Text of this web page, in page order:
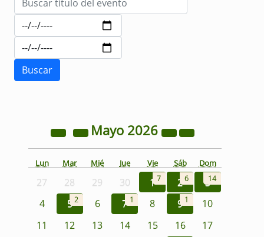
Mayo 2026
Lun Mar Mié Jue Vie Sáb Dom
27 28 29 30 17 26 314
4 52 6 7 1 8 9 1
10
11
12 13 14 15 16
17